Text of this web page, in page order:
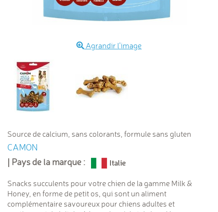
Agrandir l'image
Source de calcium, sans colorants, formule sans gluten
CAMON
| Pays de la marque :
Snacks succulents pour votre chien de la gamme Milk &
Honey, en forme de petit os, qui sont un aliment
complémentaire savoureux pour chiens adultes et